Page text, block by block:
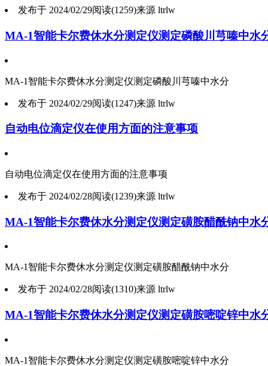
发布于 2024/02/29阅读(1259)来源 ltrlw
MA-1智能卡尔费休水分测定仪测定磷酸川芎嗪中水
MA-1智能卡尔费休水分测定仪测定磷酸川芎嗪中水分
发布于 2024/02/29阅读(1247)来源 ltrlw
自动电位滴定仪在使用方面的注意事项
自动电位滴定仪在使用方面的注意事项
发布于 2024/02/28阅读(1239)来源 ltrlw
MA-1智能卡尔费休水分测定仪测定磺胺醋酰钠中水
MA-1智能卡尔费休水分测定仪测定磺胺醋酰钠中水分
发布于 2024/02/28阅读(1310)来源 ltrlw
MA-1智能卡尔费休水分测定仪测定磺胺嘧啶锌中水
MA-1智能卡尔费休水分测定仪测定磺胺嘧啶锌中水分